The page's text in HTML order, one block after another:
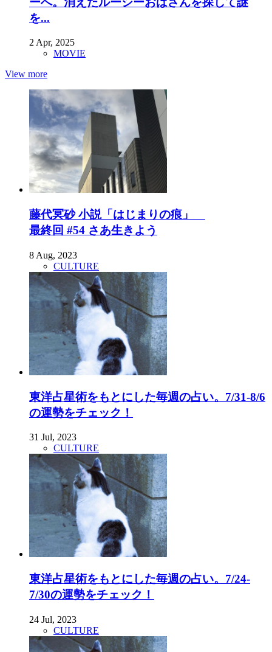
を...
2 Apr, 2025
MOVIE
View more
藤代冥砂 小説「はじまりの痕」
最終回 #54 さあ生きよう
8 Aug, 2023
CULTURE
東洋占星術をもとにした毎週の占い。7/31-8/6
の運勢をチェック！
31 Jul, 2023
CULTURE
東洋占星術をもとにした毎週の占い。7/24-
7/30の運勢をチェック！
24 Jul, 2023
CULTURE